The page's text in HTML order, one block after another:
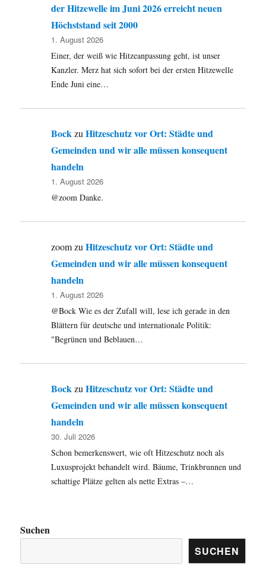
der Hitzewelle im Juni 2026 erreicht neuen
Höchststand seit 2000
1. August 2026
Einer, der weiß wie Hitzeanpassung geht, ist unser
Kanzler. Merz hat sich sofort bei der ersten Hitzewelle
Ende Juni eine…
BockzuHitzeschutz vor Ort: Städte und
Gemeinden und wir alle müssen konsequent
handeln
1. August 2026
@zoom Danke.
zoomzuHitzeschutz vor Ort: Städte und
Gemeinden und wir alle müssen konsequent
handeln
1. August 2026
@Bock Wie es der Zufall will, lese ich gerade in den
Blättern für deutsche und internationale Politik:
"Begrünen und Beblauen…
BockzuHitzeschutz vor Ort: Städte und
Gemeinden und wir alle müssen konsequent
handeln
30. Juli 2026
Schon bemerkenswert, wie oft Hitzeschutz noch als
Luxusprojekt behandelt wird. Bäume, Trinkbrunnen und
schattige Plätze gelten als nette Extras –…
Suchen
SUCHEN